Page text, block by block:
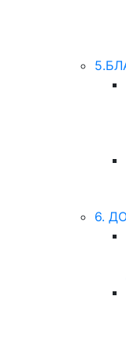
6.